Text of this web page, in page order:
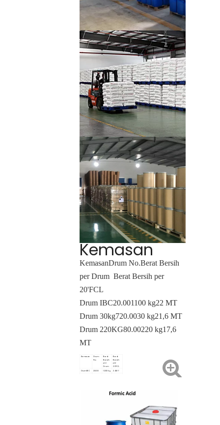
Kemasan
KemasanDrum No.Berat Bersih
per Drum Berat Bersih per
20'FCL
Drum IBC20.001100 kg22 MT
Drum 30kg720.0030 kg21,6 MT
Drum 220KG80.00220 kg17,6
MT
Kemasan
Drum
No.
Berat
Bersih
per
Drum
Berat
Bersih
per
20'FCL
Drum IBC
20.00 1200 kg
24 MT